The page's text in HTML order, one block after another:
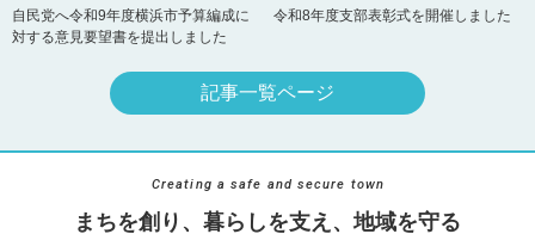
自民党へ令和9年度横浜市予算編成に
対する意見要望書を提出しました
令和8年度支部表彰式を開催しました
記事一覧ページ
Creating a safe and secure town
まちを創り、暮らしを支え、地域を守る